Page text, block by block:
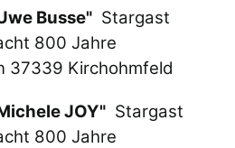
Busse" Stargast
800 Jahre
37339 Kirchohmfeld
JOY" Stargast
800 Jahre